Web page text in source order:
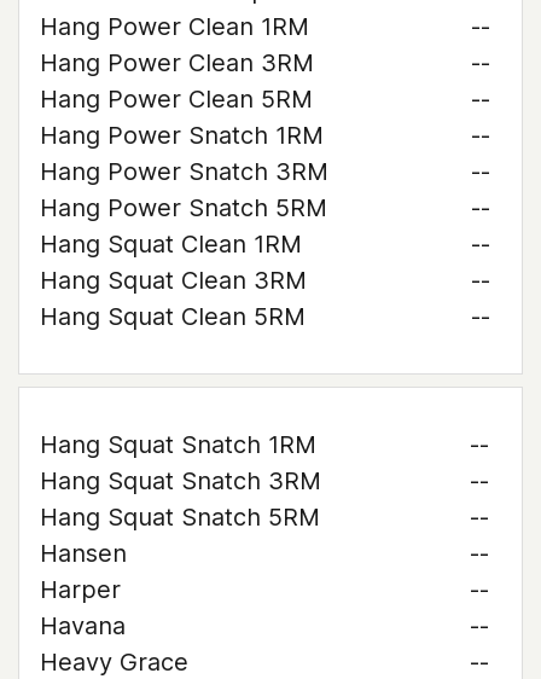
Hang Power Clean 1RM
--
Hang Power Clean 3RM
--
Hang Power Clean 5RM
--
Hang Power Snatch 1RM
--
Hang Power Snatch 3RM
--
Hang Power Snatch 5RM
--
Hang Squat Clean 1RM
--
Hang Squat Clean 3RM
--
Hang Squat Clean 5RM
--
Hang Squat Snatch 1RM
--
Hang Squat Snatch 3RM
--
Hang Squat Snatch 5RM
--
Hansen
--
Harper
--
Havana
--
Heavy Grace
--